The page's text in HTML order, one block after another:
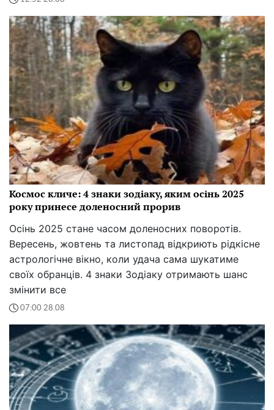
Космос кличе: 4 знаки зодіаку, яким осінь 2025
року принесе доленосний прорив
Осінь 2025 стане часом доленосних поворотів.
Вересень, жовтень та листопад відкриють рідкісне
астрологічне вікно, коли удача сама шукатиме
своїх обранців. 4 знаки Зодіаку отримають шанс
змінити все
07:00 28.08